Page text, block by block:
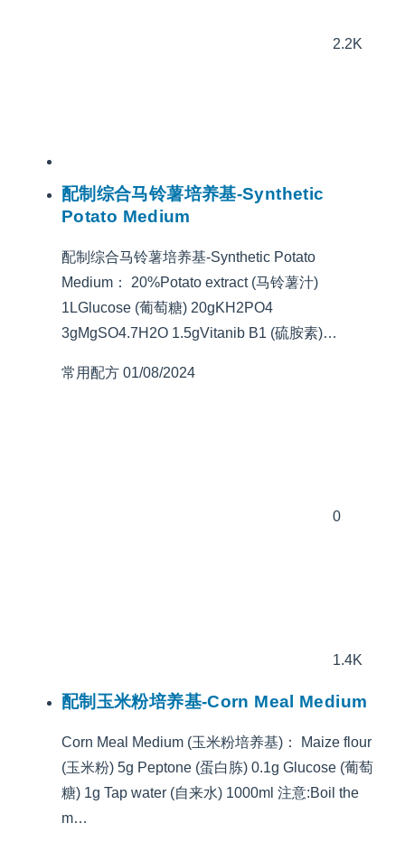
2.2K
配制综合马铃薯培养基-Synthetic
Potato Medium
配制综合马铃薯培养基-Synthetic Potato
Medium： 20%Potato extract (马铃薯汁)
1LGlucose (葡萄糖) 20gKH2PO4
3gMgSO4.7H2O 1.5gVitanib B1 (硫胺素)…
常用配方 01/08/2024
0
1.4K
配制玉米粉培养基-Corn Meal Medium
Corn Meal Medium (玉米粉培养基)： Maize flour
(玉米粉) 5g Peptone (蛋白胨) 0.1g Glucose (葡萄
糖) 1g Tap water (自来水) 1000ml 注意:Boil the
m…